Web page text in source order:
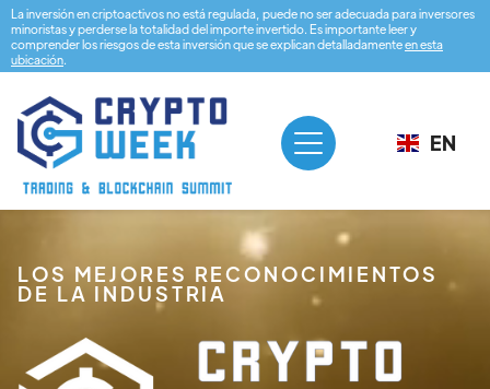
La inversión en criptoactivos no está regulada, puede no ser adecuada para inversores
minoristas y perderse la totalidad del importe invertido. Es importante leer y
comprender los riesgos de esta inversión que se explican detalladamenteen esta
ubicación.
EN
LOS MEJORES RECONOCIMIENTOS
DE LA INDUSTRIA